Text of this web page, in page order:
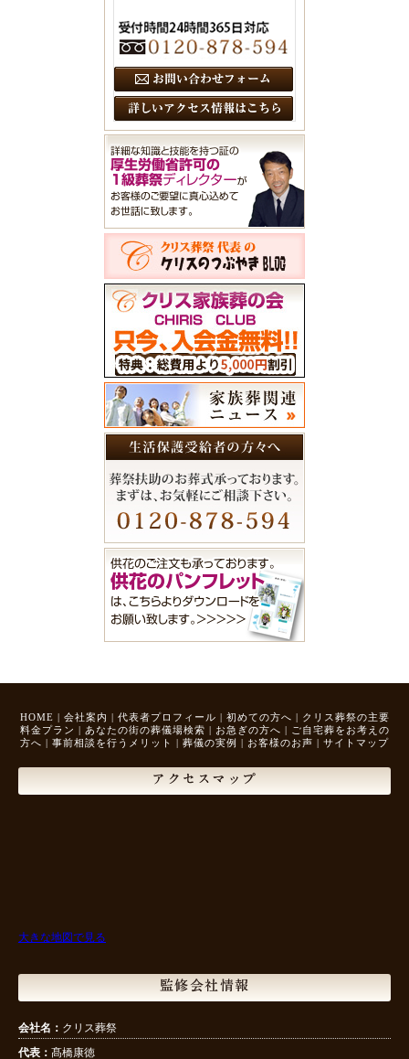
HOME | 会社案内 | 代表者プロフィール | 初めての方へ | クリス葬祭の主要
料金プラン | あなたの街の葬儀場検索 | お急ぎの方へ | ご自宅葬をお考えの
方へ | 事前相談を行うメリット | 葬儀の実例 | お客様のお声 | サイトマップ
アクセスマップ
大きな地図で見る
監修会社情報
会社名： クリス葬祭
代表： 髙橋康徳